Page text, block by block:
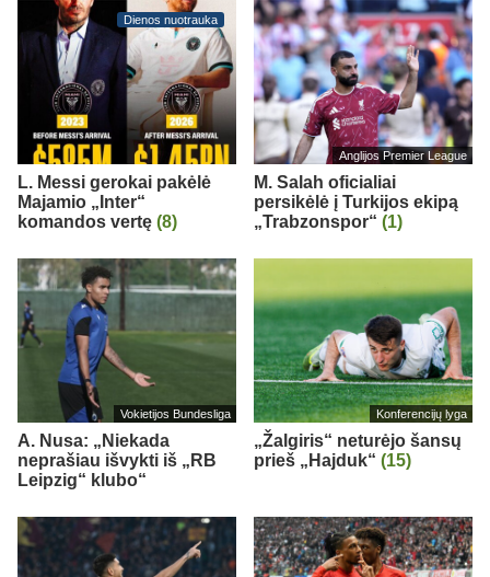
Dienos nuotrauka
L. Messi gerokai pakėlė
Majamio „Inter“
komandos vertę (8)
Anglijos Premier League
M. Salah oficialiai
persikėlė į Turkijos ekipą
„Trabzonspor“ (1)
Vokietijos Bundesliga
A. Nusa: „Niekada
neprašiau išvykti iš „RB
Leipzig“ klubo“
Konferencijų lyga
„Žalgiris“ neturėjo šansų
prieš „Hajduk“ (15)